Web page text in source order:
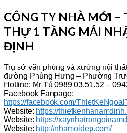
CÔNG TY NHÀ MỚI –
THỰ 1 TẦNG MÁI
ĐỊNH
Trụ sở văn phòng và xưởng nội
đường Phùng Hưng – Phường
Hotline: Mr Tú 0989.03.51.52 –
Facebook Fanpage:
https://facebook.com/
Website: https://
Website: https://
Website: http://nhamoidep.com/